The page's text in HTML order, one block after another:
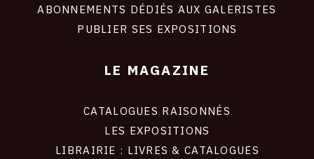
ABONNEMENTS DÉDIÉS AUX GALERISTES
PUBLIER SES EXPOSITIONS
LE MAGAZINE
CATALOGUES RAISONNÉS
LES EXPOSITIONS
LIBRAIRIE : LIVRES & CATALOGUES